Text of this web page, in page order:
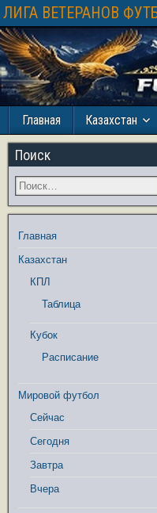
ЛИГА ВЕТЕРАНОВ
Главная Казахстан
Поиск
Главная
Казахстан
КПЛ
Таблица
Кубок
Расписание
Мировой футбол
Сейчас
Сегодня
Завтра
Вчера